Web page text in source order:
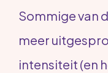
Sommige van
meer
intensiteit (en